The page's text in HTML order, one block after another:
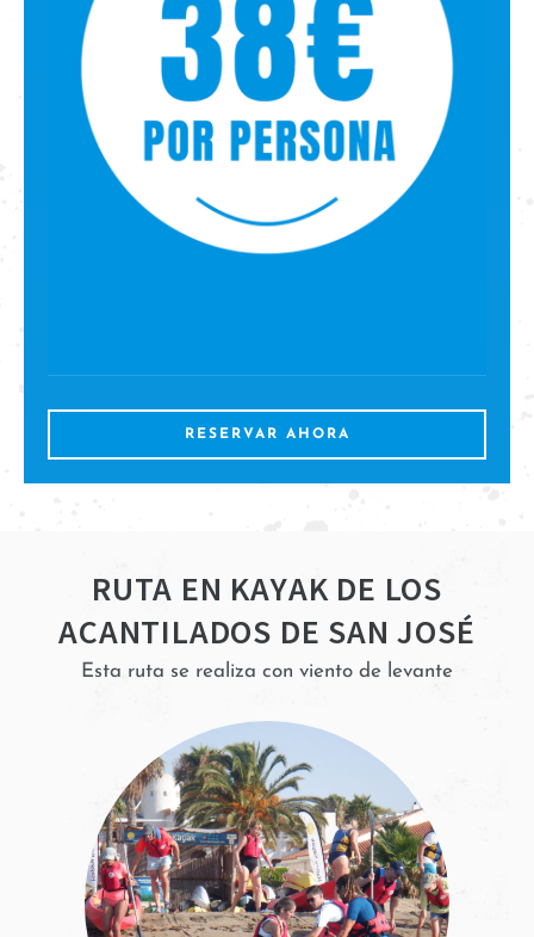
RESERVAR AHORA
RUTA EN KAYAK DE LOS
ACANTILADOS DE SAN JOSÉ
Esta ruta se realiza con viento de levante